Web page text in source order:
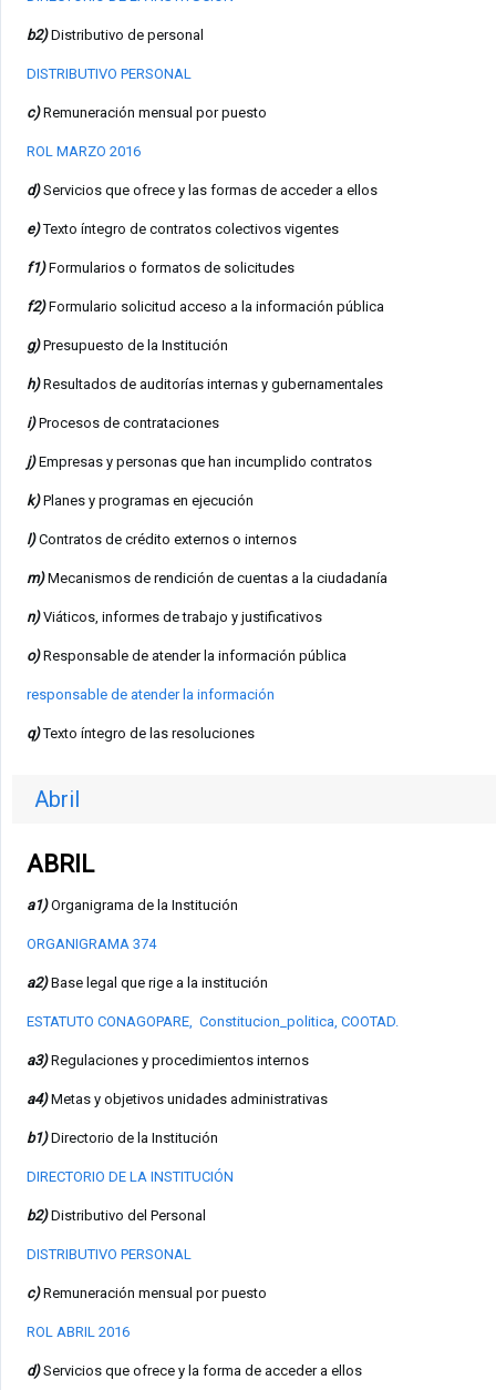
b2)Distributivo de personal
DISTRIBUTIVO PERSONAL
c)Remuneración mensual por puesto
ROL MARZO 2016
d)Servicios que ofrece y las formas de acceder a ellos
e)Texto íntegro de contratos colectivos vigentes
f1)Formularios o formatos de solicitudes
f2)Formulario solicitud acceso a la información pública
g) Presupuesto de la Institución
h)Resultados de auditorías internas y gubernamentales
i) Procesos de contrataciones
j) Empresas y personas que han incumplido contratos
k) Planes y programas en ejecución
l) Contratos de crédito externos o internos
m)Mecanismos de rendición de cuentas a la ciudadanía
n)Viáticos, informes de trabajo y justificativos
o)Responsable de atender la información pública
responsable de atender la información
q) Texto íntegro de las resoluciones
Abril
ABRIL
a1) Organigrama de la Institución
ORGANIGRAMA 374
a2) Base legal que rige a la institución
ESTATUTO CONAGOPARE, Constitucion_politica, COOTAD.
a3)Regulaciones y procedimientos internos
a4)Metas y objetivos unidades administrativas
b1)Directorio de la Institución
DIRECTORIO DE LA INSTITUCIÓN
b2)Distributivo del Personal
DISTRIBUTIVO PERSONAL
c)Remuneración mensual por puesto
ROL ABRIL 2016
d)Servicios que ofrece y la forma de acceder a ellos